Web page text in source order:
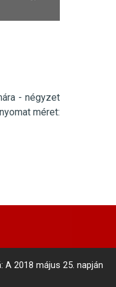
- négyzet
méret:
2018 május 25. napján